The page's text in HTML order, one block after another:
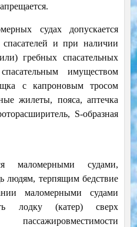
судах допускается
и при наличии
гребных спасательных
имуществом
с капроновым тросом
жилеты, пояса, аптечка
S-образная
маломерными судами,
людям, терпящим бедствие
маломерными судами
лодку (катер) сверх